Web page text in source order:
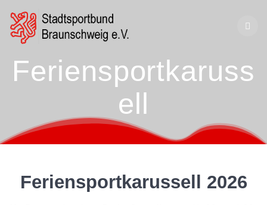
Feriensportkaruss
ell
Feriensportkarussell 2026